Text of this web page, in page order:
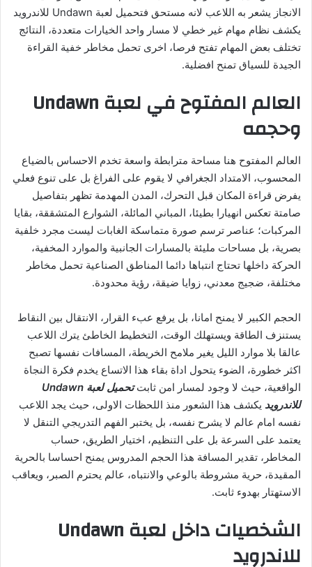
الانجاز يشعر به اللاعب لانه مستحق فتحميل لعبة Undawn للاندرويد
يكشف نظام مهام غير خطي لا مسار واحد الخيارات متعددة، النتائج
تختلف بعض المهام تفتح فرصا، اخرى تحمل مخاطر خفية القراءة
الجيدة للسياق تمنح افضلية.
العالم المفتوح في لعبة Undawn
وحجمه
العالم المفتوح هنا مساحة مترابطة واسعة تخدم الاحساس بالضياع
المحسوب، الامتداد الجغرافي لا يقوم على الفراغ بل على تنوع فعلي
يفرض قراءة المكان قبل التحرك، المدن المهدمة تظهر بتفاصيل
صامتة تعكس انهيارا بطيئا، المباني المائلة، الشوارع المتشققة، بقايا
المركبات؛ عناصر ترسم صورة متماسكة الغابات ليست مجرد خلفية
بصرية، بل مساحات مليئة بالمسارات الجانبية والموارد المخفية،
الحركة داخلها تحتاج انتباها دائما المناطق الصناعية تحمل مخاطر
مختلفة، ضجيج معدني، زوايا ضيقة، رؤية محدودة.
الحجم الكبير لا يمنح امانا، بل يرفع عبء القرار، الانتقال بين النقاط
يستنزف الطاقة ويستهلك الوقت، التخطيط الخاطئ يترك اللاعب
عالقا بلا موارد الليل يغير ملامح الخريطة، المسافات نفسها تصبح
اكثر خطورة، الضوء يتحول اداة بقاء هذا الاتساع يخدم فكرة النجاة
الواقعية، حيث لا وجود لمسار امن ثابت
تحميل لعبة Undawn
للاندرويد يكشف هذا الشعور منذ اللحظات الاولى، حيث يجد اللاعب
نفسه امام عالم لا يشرح نفسه، بل يختبر الفهم التدريجي التنقل لا
يعتمد على السرعة بل على التنظيم، اختيار الطريق، حساب
المخاطر، تقدير المسافة هذا الحجم المدروس يمنح احساسا بالحرية
المقيدة، حرية مشروطة بالوعي والانتباه، عالم يحترم الصبر، ويعاقب
الاستهتار بهدوء ثابت.
الشخصيات داخل لعبة Undawn
للاندرويد